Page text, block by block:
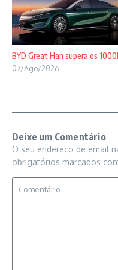
BYD Great Han supera os
07/Ago/2026
Deixe um Comentário
O seu endereço de email
obrigatórios marcados